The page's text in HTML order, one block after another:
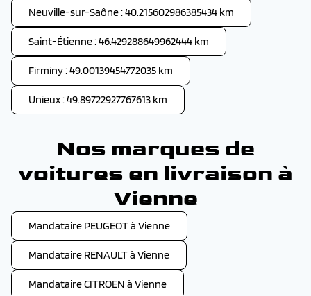
Neuville-sur-Saône : 40.215602986385434 km
Saint-Étienne : 46.429288649962444 km
Firminy : 49.00139454772035 km
Unieux : 49.89722927767613 km
Nos marques de
voitures en livraison à
Vienne
Mandataire PEUGEOT à Vienne
Mandataire RENAULT à Vienne
Mandataire CITROEN à Vienne